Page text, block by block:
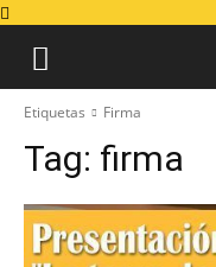
Etiquetas Firma
Tag: firma